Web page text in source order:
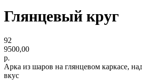
Глянцевый круг
92
9500,00
р.
Арка из шаров на глянцевом каркасе,
вкус